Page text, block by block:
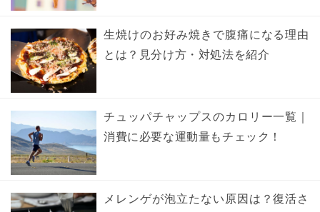
生焼けのお好み焼きで腹痛になる理由
とは？見分け方・対処法を紹介
チュッパチャップスのカロリー一覧｜
消費に必要な運動量もチェック！
メレンゲが泡立たない原因は？復活さ